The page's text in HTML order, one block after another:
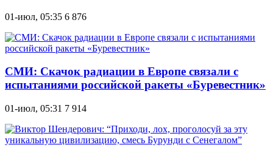
01-июл, 05:35 6 876
СМИ: Скачок радиации в Европе связали с
испытаниями российской ракеты «Буревестник»
01-июл, 05:31 7 914